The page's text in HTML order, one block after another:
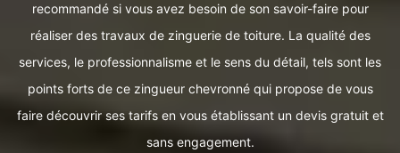
recommandé si vous avez besoin de son savoir-faire pour
réaliser des travaux de zinguerie de toiture. La qualité des
services, le professionnalisme et le sens du détail, tels sont les
points forts de ce zingueur chevronné qui propose de vous
faire découvrir ses tarifs en vous établissant un devis gratuit et
sans engagement.